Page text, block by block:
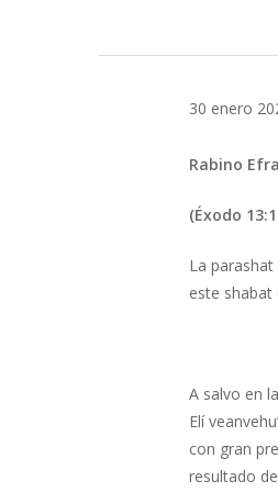
30 enero
Rabino
(Éxodo
La
este shabat
A salvo en
Elí
con gran
resultado